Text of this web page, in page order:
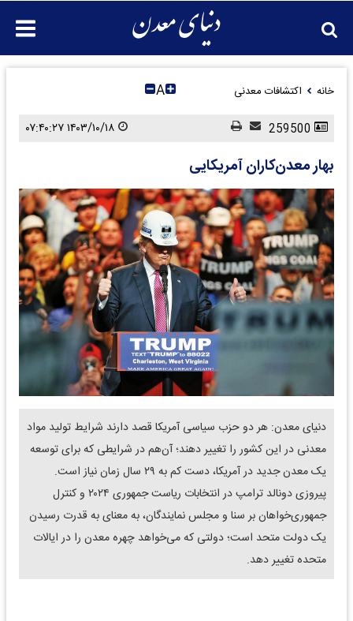
خانه اکتشافات معدنی A
بهار معدن‌کاران آمریکایی
دنیای معدن: هر دو حزب سیاسی آمریکا قصد دارند شرایط تولید مواد
معدنی در این کشور را تغییر دهند؛ آن‌هم در شرایطی که برای توسعه
یک معدن جدید در آمریکا، دست کم به ۲۹ سال زمان نیاز است.
پیروزی دونالد ترامپ در انتخابات ریاست جمهوری ۲۰۲۴ و کنترل
جمهوری‌خواهان بر سنا و مجلس نمایندگان، به معنای به قدرت رسیدن
یک دولت متحد است؛ دولتی که می‌‌‌خواهد چهره معدن را در ایالات
متحده تغییر دهد.